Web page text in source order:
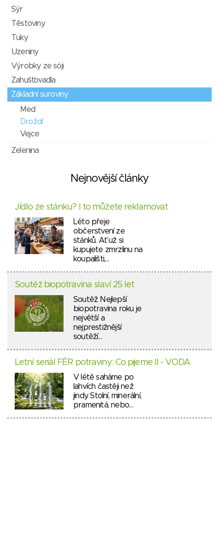
Sýr
Těstoviny
Tuky
Uzeniny
Výrobky ze sóji
Zahušťovadla
Základní suroviny
Med
Droždí
Vejce
Zelenina
Nejnovější články
Jídlo ze stánku? I to můžete reklamovat
Léto přeje
občerstvení ze
stánků. Ať už si
kupujete zmrzlinu na
koupališti,…
Soutěž biopotravina slaví 25 let
Soutěž Nejlepší
biopotravina roku je
největší a
nejprestižnější
soutěží…
Letní seriál FÉR potraviny: Co pijeme II - VODA
V létě saháme po
lahvích častěji než
jindy. Stolní, minerální,
pramenitá, nebo…